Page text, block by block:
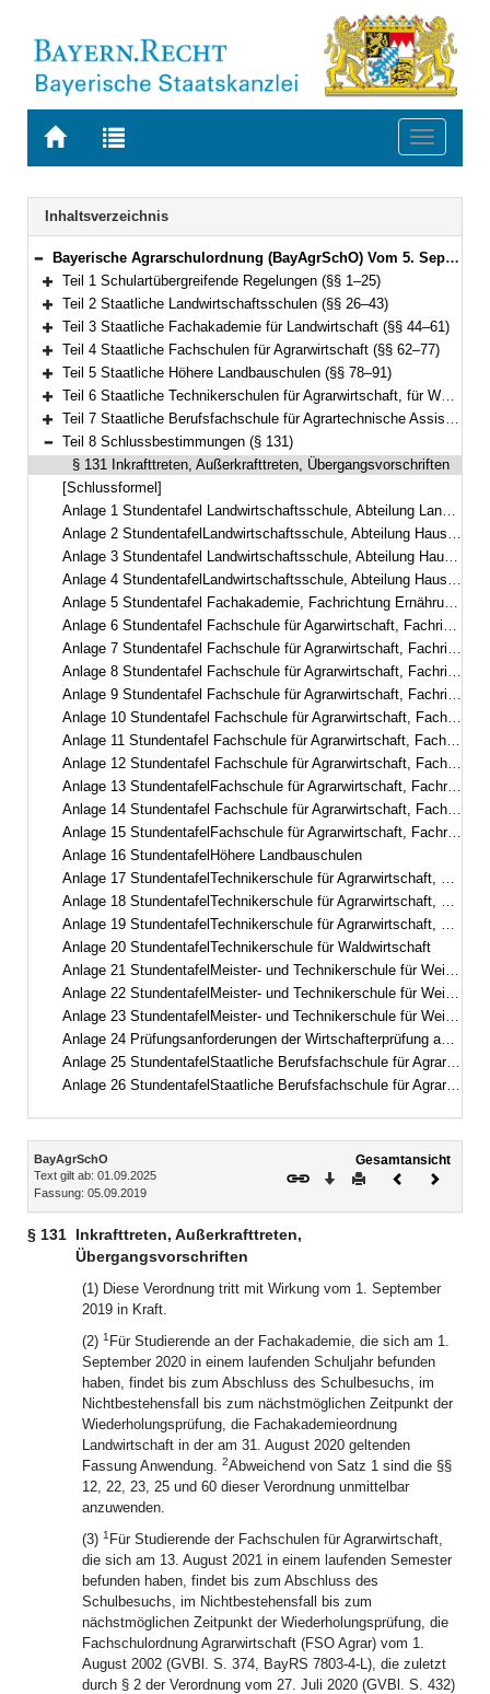
Zur
BAYERN.RECHT
Zur
letzten
Suche
Toggle
Navigation
Inhaltsverzeichnis
Bereich reduzieren
Bayerische Agrarschulordnung (BayAgrSchO) Vom 5. September 2019 (GVBl. S. 564) BayRS 7803-1-L (§§ 1–131)
Bereich erweitern
Teil 1 Schulartübergreifende Regelungen (§§ 1–25)
Bereich erweitern
Teil 2 Staatliche Landwirtschaftsschulen (§§ 26–43)
Bereich erweitern
Teil 3 Staatliche Fachakademie für Landwirtschaft (§§ 44–61)
Bereich erweitern
Teil 4 Staatliche Fachschulen für Agrarwirtschaft (§§ 62–77)
Bereich erweitern
Teil 5 Staatliche Höhere Landbauschulen (§§ 78–91)
Bereich erweitern
Teil 6 Staatliche Technikerschulen für Agrarwirtschaft, für Waldwirtschaft sowie Staatliche Meister- und Technikerschule für Weinbau und Gartenbau (§§ 92–113)
Bereich erweitern
Teil 7 Staatliche Berufsfachschule für Agrartechnische Assistentinnen und Assistenten (§§ 114–130)
Bereich reduzieren
Teil 8 Schlussbestimmungen (§ 131)
§ 131 Inkrafttreten, Außerkrafttreten, Übergangsvorschriften
[Schlussformel]
Anlage 1 Stundentafel Landwirtschaftsschule, Abteilung Landwirtschaft, dreisemestrig
Anlage 2 StundentafelLandwirtschaftsschule, Abteilung Hauswirtschaft, dreisemestrig in berufsbegleitender Teilzeitform– Fachschule für hauswirtschaftliche Betriebsführung –
Anlage 3 Stundentafel Landwirtschaftsschule, Abteilung Hauswirtschaft, zweisemestrig
Anlage 4 StundentafelLandwirtschaftsschule, Abteilung Hauswirtschaft, einsemestrig– Fachschule für Ernährung und Haushaltsführung –
Anlage 5 Stundentafel Fachakademie, Fachrichtung Ernährungs- und Versorgungsmanagement
Anlage 6 Stundentafel Fachschule für Agarwirtschaft, Fachrichtung Garten- und Landschaftsbau, zweisemestrig
Anlage 7 Stundentafel Fachschule für Agrarwirtschaft, Fachrichtung Garten- und Landschaftsbau, dreisemestrig
Anlage 8 Stundentafel Fachschule für Agrarwirtschaft, Fachrichtung Garten- und Landschaftsbau, Fachgebiet Management und Gestaltung
Anlage 9 Stundentafel Fachschule für Agrarwirtschaft, Fachrichtung Garten- und Landschaftsbau, zweisemestrig mit E-learning-Phasen
Anlage 10 Stundentafel Fachschule für Agrarwirtschaft, Fachrichtung Gartenbau, Fachgebiet Zierpflanzenbau/Management und Gestaltung
Anlage 11 Stundentafel Fachschule für Agrarwirtschaft, Fachrichtung Gartenbau, Fachgebiet Staudengärtnerei/Management und Gestaltung
Anlage 12 Stundentafel Fachschule für Agrarwirtschaft, Fachrichtung Gartenbau, Fachgebiet Gemüsebau
Anlage 13 StundentafelFachschule für Agrarwirtschaft, Fachrichtung ökologischer Landbau
Anlage 14 Stundentafel Fachschule für Agrarwirtschaft, Fachrichtung Milchwirtschaft und Molkereiwesen
Anlage 15 StundentafelFachschule für Agrarwirtschaft, Fachrichtung Milchwirtschaftliches Laborwesen
Anlage 16 StundentafelHöhere Landbauschulen
Anlage 17 StundentafelTechnikerschule für Agrarwirtschaft, Fachrichtung Landwirtschaft
Anlage 18 StundentafelTechnikerschule für Agrarwirtschaft, Fachrichtung Milchwirtschaft und Molkereiwesen
Anlage 19 StundentafelTechnikerschule für Agrarwirtschaft, Fachrichtung Ernährungs- und Versorgungsmanagement
Anlage 20 StundentafelTechnikerschule für Waldwirtschaft
Anlage 21 StundentafelMeister- und Technikerschule für Weinbau und Gartenbau, Fachrichtung Gartenbau Schwerpunkt Zierpflanzenbau und Baumschule
Anlage 22 StundentafelMeister- und Technikerschule für Weinbau und Gartenbau, Fachrichtung Garten- und Landschaftsbau
Anlage 23 StundentafelMeister- und Technikerschule für Weinbau und Gartenbau, Fachrichtung Weinbau und Oenologie
Anlage 24 Prüfungsanforderungen der Wirtschafterprüfung an der Meister- und Technikerschule für Weinbau und Gartenbau
Anlage 25 StundentafelStaatliche Berufsfachschule für Agrartechnische Assistentinnen und Assistenten, Fachrichtung Lebensmittel – Pflanze – Umwelt
Anlage 26 StundentafelStaatliche Berufsfachschule für Agrartechnische Assistentinnen und Assistenten, Fachrichtung Biotechnologie
Inhalt
BayAgrSchO
Text gilt ab: 01.09.2025
Fassung: 05.09.2019
Gesamtansicht
Download
DruckenVorheriges
§ 131 Inkrafttreten, Außerkrafttreten,
Übergangsvorschriften
(1) Diese Verordnung tritt mit Wirkung vom 1. September
2019 in Kraft.
(2) 1 Für Studierende an der Fachakademie, die sich am 1.
September 2020 in einem laufenden Schuljahr befunden
haben, findet bis zum Abschluss des Schulbesuchs, im
Nichtbestehensfall bis zum nächstmöglichen Zeitpunkt der
Wiederholungsprüfung, die Fachakademieordnung
Landwirtschaft in der am 31. August 2020 geltenden
Fassung Anwendung. 2Abweichend von Satz 1 sind die §§
12, 22, 23, 25 und 60 dieser Verordnung unmittelbar
anzuwenden.
(3) 1 Für Studierende der Fachschulen für Agrarwirtschaft,
die sich am 13. August 2021 in einem laufenden Semester
befunden haben, findet bis zum Abschluss des
Schulbesuchs, im Nichtbestehensfall bis zum
nächstmöglichen Zeitpunkt der Wiederholungsprüfung, die
Fachschulordnung Agrarwirtschaft (FSO Agrar) vom 1.
August 2002 (GVBl. S. 374, BayRS 7803-4-L), die zuletzt
durch § 2 der Verordnung vom 27. Juli 2020 (GVBl. S. 432)